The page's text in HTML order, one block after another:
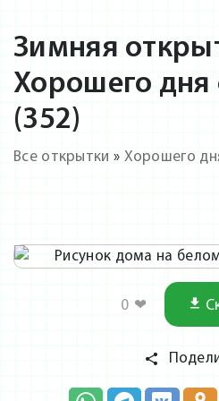
Зимняя
Хорошего дня
(352)
Все открытки » Хорошего
0 ❤